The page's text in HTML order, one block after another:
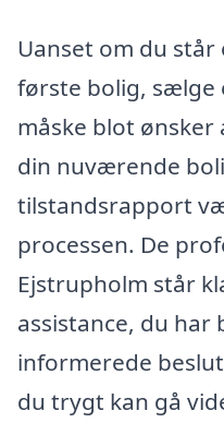
Uanset om du
første bolig, sælge
måske blot
din nuværende
tilstandsrapport
processen. De
Ejstrupholm står
assistance, du
informerede
du trygt kan gå